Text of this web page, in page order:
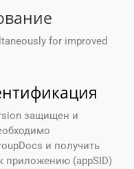
for improved
защищен и
и получить
приложению (appSID)